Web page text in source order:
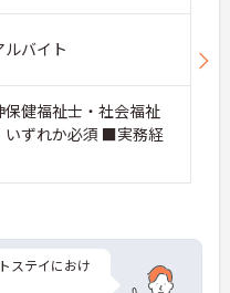
バイト
健福祉士・社会福祉
いずれか必須 ■実務経
ステイにおけ